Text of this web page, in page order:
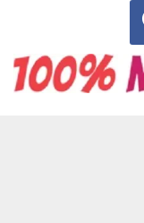
contenuto